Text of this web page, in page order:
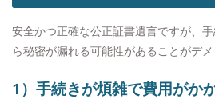
安全かつ正確な公正証書遺言ですが、
ら秘密が漏れる可能性があることがデメ
1）手続きが煩雑で費用がか